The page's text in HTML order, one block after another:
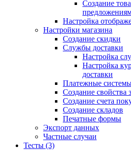
Создание
Настройка
Настройки магазина
Создание скидки
Службы доставки
Настройка
Настройка
доставки
Платежные
Создание свойства
Создание счета
Создание складов
Печатные формы
Экспорт данных
Частные случаи
Тесты (3)